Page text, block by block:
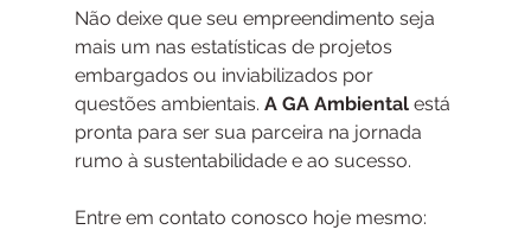
Não deixe que seu empreendimento seja
mais um nas estatísticas de projetos
embargados ou inviabilizados por
questões ambientais. A GA Ambiental está
pronta para ser sua parceira na jornada
rumo à sustentabilidade e ao sucesso.
Entre em contato conosco hoje mesmo: